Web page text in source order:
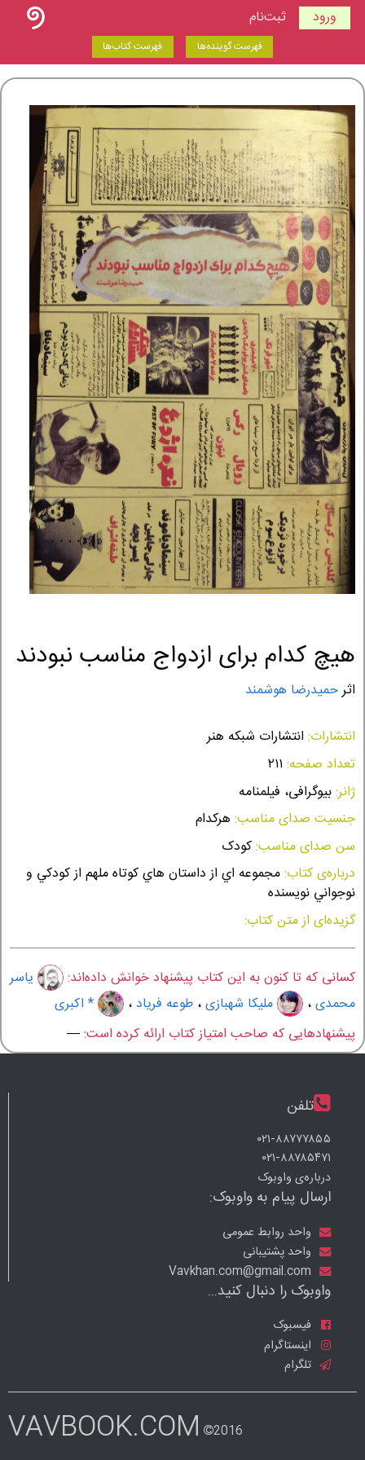
ورود ثبت‌نام
فهرست گوینده‌ها فهرست کتاب‌ها
هیچ کدام برای ازدواج مناسب نبودند
اثرحمیدرضا هوشمند
انتشارات: انتشارات شبکه هنر
تعداد صفحه:
ژانر:بیوگرافی، فیلمنامه
جنسیت صدای مناسب: هرکدام
سن صدای مناسب:کودک
درباره‌ی کتاب:مجموعه اي از داستان هاي كوتاه ملهم از كودكي و
نوجواني نويسنده
گزیده‌ای از متن کتاب:
کسانی که تا کنون به این کتاب پیشنهاد خوانش داده‌اند:
یاسر
محمدی، ملیکا شهبازی، طوعه فریاد،
* اکبری
پیشنهادهایی که صاحب امتیاز کتاب ارائه کرده است:—
تلفن
۰۲۱-۸۸۷۷۷۸۵۵
۰۲۱-۸۸۷۸۵۴۷۱
درباره‌ی واوبوک
ارسال پیام به واوبوک:
واحد روابط عمومی
واحد پشتیبانی
واوبوک را دنبال کنید...
فیسبوک
اینستاگرام
تلگرام
VAVBOOK.COM 2016